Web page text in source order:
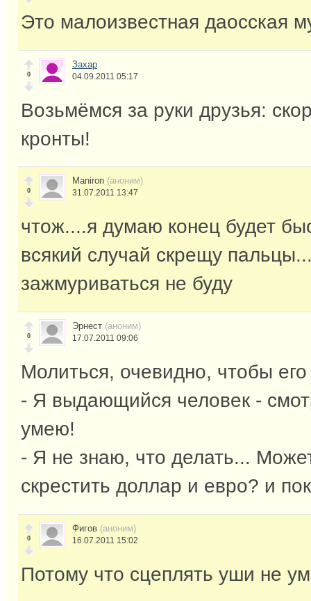
Это малоизвестная даосская
0
Захар
04.09.2011 05:17
Возьмёмся за руки друзья:
кронты!
0
Maniron (аноним)
31.07.2011 13:47
чтож....я думаю конец будет
всякий случай скрещу
зажмуриваться не буду
0
Эрнест (аноним)
17.07.2011 09:06
Молиться, очевидно, чтобы
- Я выдающийся человек -
умею!
- Я не знаю, что делать...
скрестить доллар и евро? и
0
Фигов (аноним)
16.07.2011 15:02
Потому что сцеплять уши не